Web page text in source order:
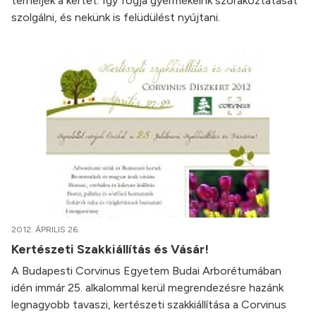
szolgálni, és nekünk is felüdülést nyújtani.
2012. ÁPRILIS 26.
Kertészeti Szakkiállítás és Vásár!
A Budapesti Corvinus Egyetem Budai Arborétumában
idén immár 25. alkalommal kerül megrendezésre hazánk
legnagyobb tavaszi, kertészeti szakkiállítása a Corvinus